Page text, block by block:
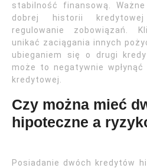
stabilność finansową.
dobrej historii
regulowanie zobowiązań.
unikać zaciągania innych
ubieganiem się o drugi
może to negatywnie
kredytowej.
Czy można mieć
hipoteczne a
Posiadanie dwóch kredytów